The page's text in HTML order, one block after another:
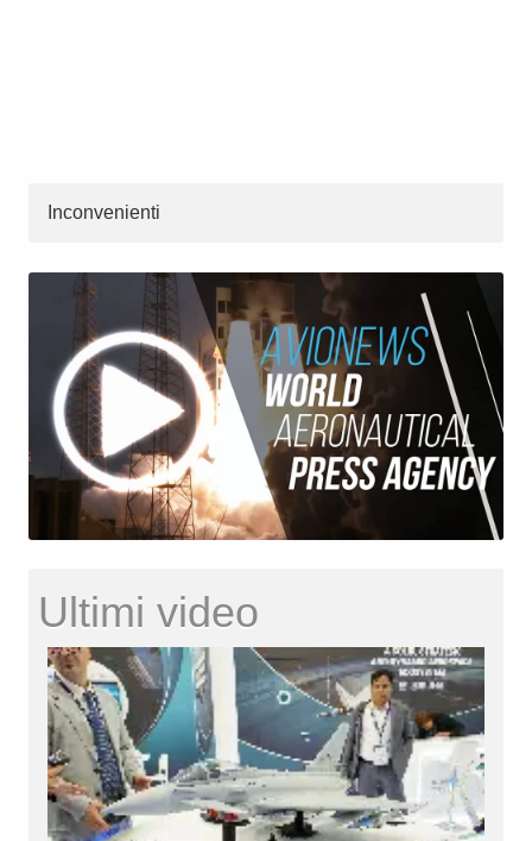
Inconvenienti
Ultimi video